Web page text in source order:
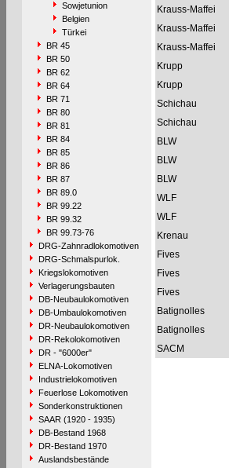
Sowjetunion
Belgien
Türkei
BR 45
BR 50
BR 62
BR 64
BR 71
BR 80
BR 81
BR 84
BR 85
BR 86
BR 87
BR 89.0
BR 99.22
BR 99.32
BR 99.73-76
DRG-Zahnradlokomotiven
DRG-Schmalspurlok.
Kriegslokomotiven
Verlagerungsbauten
DB-Neubaulokomotiven
DB-Umbaulokomotiven
DR-Neubaulokomotiven
DR-Rekolokomotiven
DR - "6000er"
ELNA-Lokomotiven
Industrielokomotiven
Feuerlose Lokomotiven
Sonderkonstruktionen
SAAR (1920 - 1935)
DB-Bestand 1968
DR-Bestand 1970
Auslandsbestände
Krauss-Maffei
Krauss-Maffei
Krauss-Maffei
Krupp
Krupp
Schichau
Schichau
BLW
BLW
BLW
WLF
WLF
Krenau
Fives
Fives
Fives
Batignolles
Batignolles
SACM